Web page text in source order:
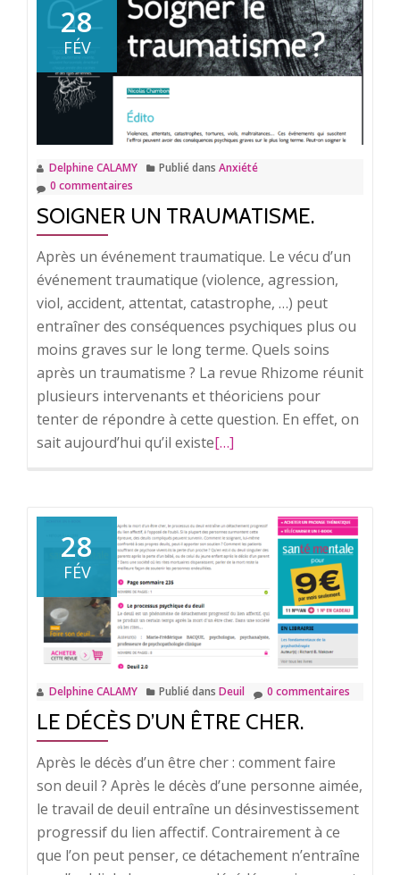
de
panique
:
comment
vaincre.
28
FÉV
Delphine CALAMY Publié dans Anxiété
0 commentaires
SOIGNER UN TRAUMATISME.
Après un événement traumatique. Le vécu d’un
événement traumatique (violence, agression,
viol, accident, attentat, catastrophe, …) peut
entraîner des conséquences psychiques plus ou
moins graves sur le long terme. Quels soins
après un traumatisme ? La revue Rhizome réunit
plusieurs intervenants et théoriciens pour
tenter de répondre à cette question. En effet, on
sait aujourd’hui qu’il existeEn
surSoigner
un
traumatisme.
[…]
28
FÉV
Delphine CALAMY Publié dans Deuil 0 commentaires
LE DÉCÈS D’UN ÊTRE CHER.
Après le décès d’un être cher : comment faire
son deuil ? Après le décès d’une personne aimée,
le travail de deuil entraîne un désinvestissement
progressif du lien affectif. Contrairement à ce
que l’on peut penser, ce détachement n’entraîne